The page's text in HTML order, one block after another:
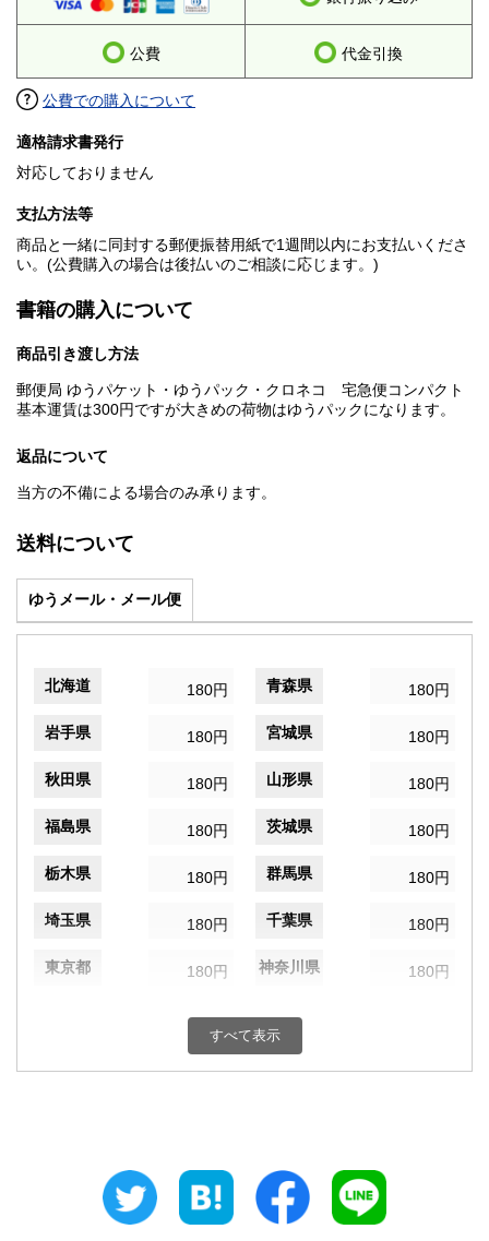
公費 代金引換
公費での購入について
適格請求書発行
対応しておりません
支払方法等
商品と一緒に同封する郵便振替用紙で1週間以内にお支払いくださ
い。(公費購入の場合は後払いのご相談に応じます。)
書籍の購入について
商品引き渡し方法
郵便局 ゆうパケット・ゆうパック・クロネコ 宅急便コンパクト
基本運賃は300円ですが大きめの荷物はゆうパックになります。
返品について
当方の不備による場合のみ承ります。
送料について
ゆうメール・メール便
北海道 180円 青森県 180円
岩手県 180円 宮城県 180円
秋田県 180円 山形県 180円
福島県 180円 茨城県 180円
栃木県 180円 群馬県 180円
埼玉県 180円 千葉県 180円
東京都 180円 神奈川県 180円
180円 富山県
180円 三重県
すべて表示